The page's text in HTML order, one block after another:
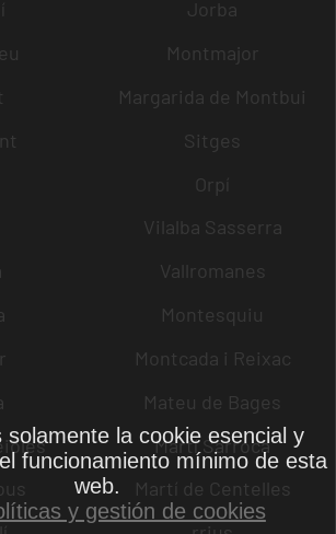
Jorba
Montmajor
Margarida de Montbui
Sitges
Orpí
Vilalba Sasserra
Vallromanes
Montesquiu
Montcada i Reixac
Mateu de Bages
Martí Sarroca
Martí de Centelles
solamente la cookie esencial y
funcionamiento mínimo de esta
web.
y gestión de cookies